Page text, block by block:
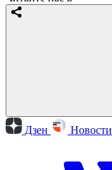
Дзен Новости